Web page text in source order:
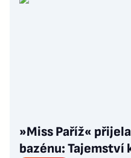
»Miss Paříž«
bazénu: Tajemství